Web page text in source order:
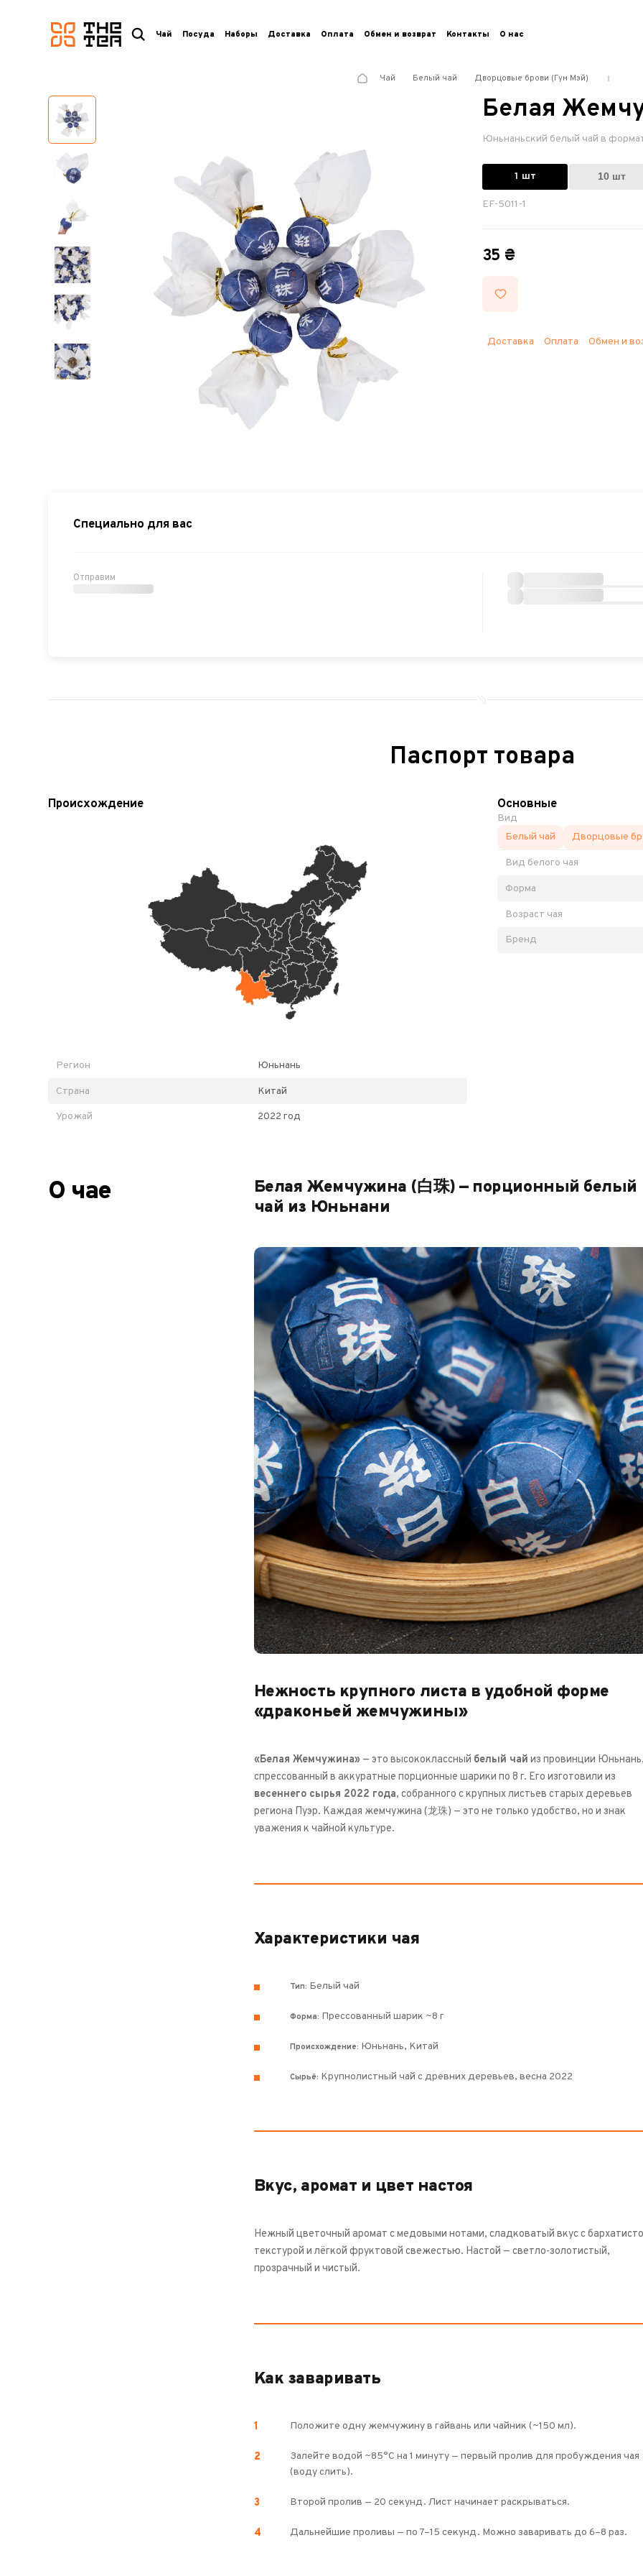
логотип
Чай Посуда Наборы Доставка Оплата Обмен и возврат Контакты О нас
Чай Белый чай Дворцовые брови (Гун Мэй)
Белая
Юньнаньский белый чай в
1 шт 10 шт
EF-5011-1
35 ₴
Доставка Оплата Обмен и
Специально для вас
Отправим
Паспорт товара
Происхождение
Регион Юньнань
Страна Китай
Урожай 2022 год
Основные
Вид
Белый чай
Дворцовые
Вид белого чая
Форма
Возраст чая
Бренд
О чае
Белая Жемчужина (白珠) — порционный белый
чай из Юньнани
Нежность крупного листа в удобной форме
«драконьей жемчужины»
«Белая Жемчужина»— это высококлассный белый чай из провинции
спрессованный в аккуратные порционные шарики по 8 г. Его изготовили из
весеннего сырья 2022 года, собранного с крупных листьев старых деревьев
региона Пуэр. Каждая жемчужина (龙珠) — это не только удобство, но и знак
уважения к чайной культуре.
Характеристики чая
Тип: Белый чай
Форма: Прессованный шарик ~8 г
Происхождение: Юньнань, Китай
Сырьё: Крупнолистный чай с древних деревьев, весна 2022
Вкус, аромат и цвет настоя
Нежный цветочный аромат с медовыми нотами, сладковатый вкус с
текстурой и лёгкой фруктовой свежестью. Настой — светло-золотистый,
прозрачный и чистый.
Как заваривать
Положите одну жемчужину в гайвань или чайник (~150 мл).
Залейте водой ~85°C на 1 минуту — первый пролив для пробуждения чая
(воду слить).
Второй пролив — 20 секунд. Лист начинает раскрываться.
Дальнейшие проливы — по 7–15 секунд. Можно заваривать до 6–8 раз.